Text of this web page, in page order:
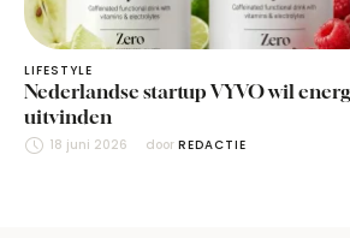
LIFESTYLE
Nederlandse startup VYVO wil
uitvinden
18 juni 2026 door REDACTIE